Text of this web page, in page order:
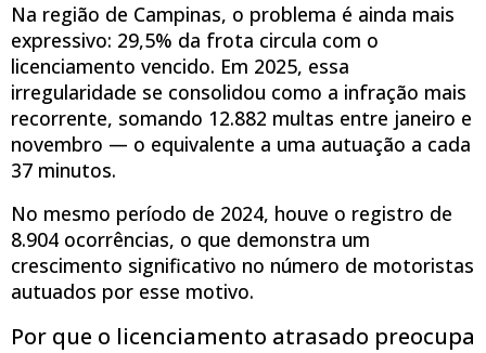
Na região de Campinas, o problema é ainda mais
expressivo: 29,5% da frota circula com o
licenciamento vencido. Em 2025, essa
irregularidade se consolidou como a infração mais
recorrente, somando 12.882 multas entre janeiro e
novembro — o equivalente a uma autuação a cada
37 minutos.
No mesmo período de 2024, houve o registro de
8.904 ocorrências, o que demonstra um
crescimento significativo no número de motoristas
autuados por esse motivo.
Por que o licenciamento atrasado preocupa